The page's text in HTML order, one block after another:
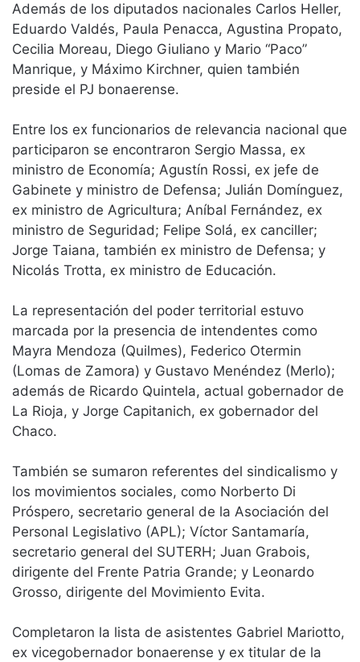
Además de los diputados nacionales Carlos Heller,
Eduardo Valdés, Paula Penacca, Agustina Propato,
Cecilia Moreau, Diego Giuliano y Mario “Paco”
Manrique, y Máximo Kirchner, quien también
preside el PJ bonaerense.
Entre los ex funcionarios de relevancia nacional que
participaron se encontraron Sergio Massa, ex
ministro de Economía; Agustín Rossi, ex jefe de
Gabinete y ministro de Defensa; Julián Domínguez,
ex ministro de Agricultura; Aníbal Fernández, ex
ministro de Seguridad; Felipe Solá, ex canciller;
Jorge Taiana, también ex ministro de Defensa; y
Nicolás Trotta, ex ministro de Educación.
La representación del poder territorial estuvo
marcada por la presencia de intendentes como
Mayra Mendoza (Quilmes), Federico Otermin
(Lomas de Zamora) y Gustavo Menéndez (Merlo);
además de Ricardo Quintela, actual gobernador de
La Rioja, y Jorge Capitanich, ex gobernador del
Chaco.
También se sumaron referentes del sindicalismo y
los movimientos sociales, como Norberto Di
Próspero, secretario general de la Asociación del
Personal Legislativo (APL); Víctor Santamaría,
secretario general del SUTERH; Juan Grabois,
dirigente del Frente Patria Grande; y Leonardo
Grosso, dirigente del Movimiento Evita.
Completaron la lista de asistentes Gabriel Mariotto,
ex vicegobernador bonaerense y ex titular de la